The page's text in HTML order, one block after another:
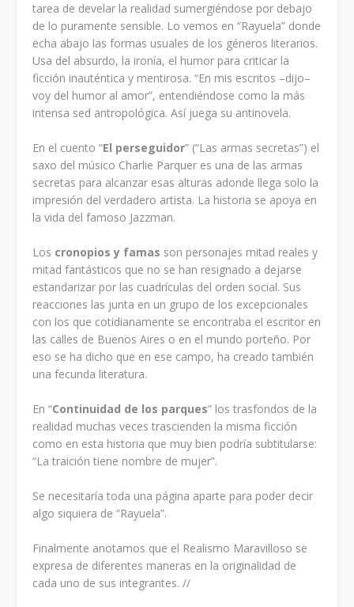
tarea de develar la realidad sumergiéndose por debajo
de lo puramente sensible. Lo vemos en “Rayuela” donde
echa abajo las formas usuales de los géneros literarios.
Usa del absurdo, la ironía, el humor para criticar la
ficción inauténtica y mentirosa. “En mis escritos –dijo–
voy del humor al amor”, entendiéndose como la más
intensa sed antropológica. Así juega su antinovela.
En el cuento “El perseguidor” (“Las armas secretas”) el
saxo del músico Charlie Parquer es una de las armas
secretas para alcanzar esas alturas adonde llega solo la
impresión del verdadero artista. La historia se apoya en
la vida del famoso Jazzman.
Los cronopios y famas son personajes mitad reales y
mitad fantásticos que no se han resignado a dejarse
estandarizar por las cuadrículas del orden social. Sus
reacciones las junta en un grupo de los excepcionales
con los que cotidianamente se encontraba el escritor en
las calles de Buenos Aires o en el mundo porteño. Por
eso se ha dicho que en ese campo, ha creado también
una fecunda literatura.
En “Continuidad de los parques” los trasfondos de la
realidad muchas veces trascienden la misma ficción
como en esta historia que muy bien podría subtitularse:
“La traición tiene nombre de mujer”.
Se necesitaría toda una página aparte para poder decir
algo siquiera de “Rayuela”.
Finalmente anotamos que el Realismo Maravilloso se
expresa de diferentes maneras en la originalidad de
cada uno de sus integrantes. //